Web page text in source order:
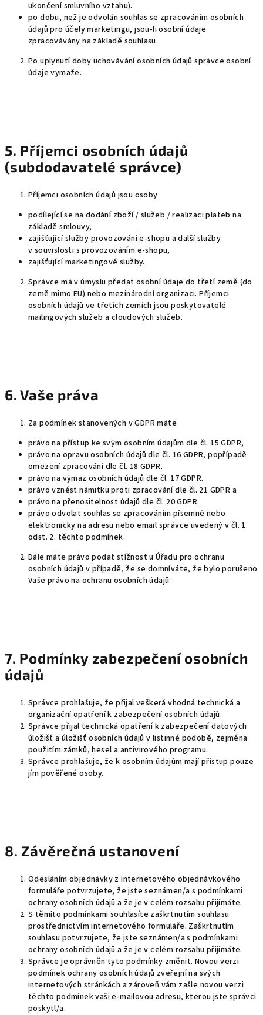
ukončení smluvního vztahu).
po dobu, než je odvolán souhlas se zpracováním osobních
údajů pro účely marketingu, jsou-li osobní údaje
zpracovávány na základě souhlasu.
Po uplynutí doby uchovávání osobních údajů správce osobní
údaje vymaže.
5. Příjemci osobních údajů
(subdodavatelé správce)
Příjemci osobních údajů jsou osoby
podílející se na dodání zboží / služeb / realizaci plateb na
základě smlouvy,
zajišťující služby provozování e-shopu a další služby
v souvislosti s provozováním e-shopu,
zajišťující marketingové služby.
Správce má v úmyslu předat osobní údaje do třetí země (do
země mimo EU) nebo mezinárodní organizaci. Příjemci
osobních údajů ve třetích zemích jsou poskytovatelé
mailingových služeb a cloudových služeb.
6. Vaše práva
Za podmínek stanovených v GDPR máte
právo na přístup ke svým osobním údajům dle čl. 15 GDPR,
právo na opravu osobních údajů dle čl. 16 GDPR, popřípadě
omezení zpracování dle čl. 18 GDPR.
právo na výmaz osobních údajů dle čl. 17 GDPR.
právo vznést námitku proti zpracování dle čl. 21 GDPR a
právo na přenositelnost údajů dle čl. 20 GDPR.
právo odvolat souhlas se zpracováním písemně nebo
elektronicky na adresu nebo email správce uvedený v čl. 1.
odst. 2. těchto podmínek.
Dále máte právo podat stížnost u Úřadu pro ochranu
osobních údajů v případě, že se domníváte, že bylo porušeno
Vaše právo na ochranu osobních údajů.
7. Podmínky zabezpečení osobních
údajů
Správce prohlašuje, že přijal veškerá vhodná technická a
organizační opatření k zabezpečení osobních údajů.
Správce přijal technická opatření k zabezpečení datových
úložišť a úložišť osobních údajů v listinné podobě, zejména
použitím zámků, hesel a antivirového programu.
Správce prohlašuje, že k osobním údajům mají přístup pouze
jím pověřené osoby.
8. Závěrečná ustanovení
Odesláním objednávky z internetového objednávkového
formuláře potvrzujete, že jste seznámen/a s podmínkami
ochrany osobních údajů a že je v celém rozsahu přijímáte.
S těmito podmínkami souhlasíte zaškrtnutím souhlasu
prostřednictvím internetového formuláře. Zaškrtnutím
souhlasu potvrzujete, že jste seznámen/a s podmínkami
ochrany osobních údajů a že je v celém rozsahu přijímáte.
Správce je oprávněn tyto podmínky změnit. Novou verzi
podmínek ochrany osobních údajů zveřejní na svých
internetových stránkách a zároveň vám zašle novou verzi
těchto podmínek vaši e-mailovou adresu, kterou jste správci
poskytl/a.